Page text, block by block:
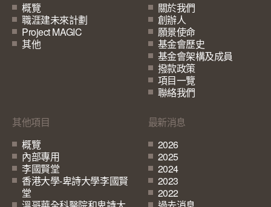
概覽
職涯建未來計劃
Project MAGIC
其他
關於我們
創辦人
願景使命
基金會歷史
基金會架構及成員
撥款政策
項目一覽
聯絡我們
其他項目
概覽
內部專用
李國賢堂
香港大學-卑詩大學李國賢
堂
最新消息
2026
2025
2024
2023
2022